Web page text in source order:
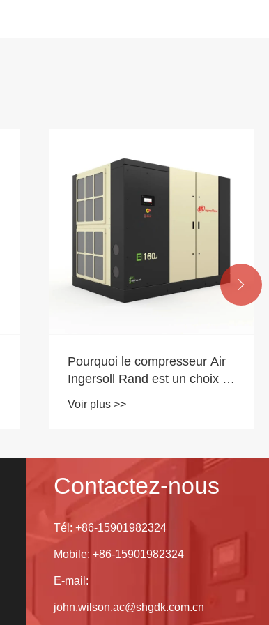
défilement sans huile: le choix
pur et efficace
Voir plus >>

Contactez-nous
Tél: +86-15901982324
Mobile: +86-15901982324
E-mail:
john.wilson.ac@shgdk.com.cn